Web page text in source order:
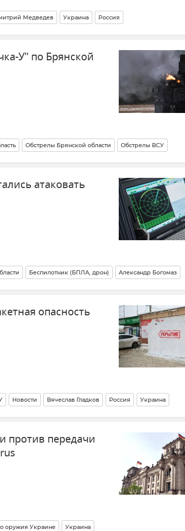
Медведев Украина Россия
Политика ВСУ (Вооруженные силы Украины)
У" по Брянской
Обстрелы Брянской области Обстрелы ВСУ
СВО Александр Богомаз Новости
атаковать
Беспилотник (БПЛА, дрон) Александр Богомаз
ПВО Вооруженные силы России Новости
опасность
Новости Вячеслав Гладков Россия Украина
против передачи
оружия Украине Украина